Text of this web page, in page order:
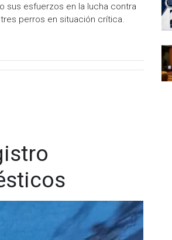
sus esfuerzos en la lucha contra
perros en situación crítica.
obtuvo una orden de
y Blvd. Insurgentes, en la